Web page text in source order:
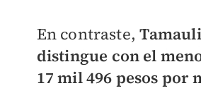
En contraste,
distingue con el
17 mil 496 pesos por